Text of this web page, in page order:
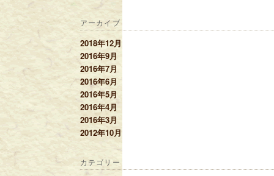
アーカイブ
2018年12月
2016年9月
2016年7月
2016年6月
2016年5月
2016年4月
2016年3月
2012年10月
カテゴリー